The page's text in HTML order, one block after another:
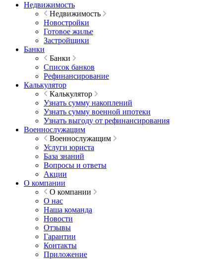
Недвижимость
Недвижимость
Новостройки
Готовое жилье
Застройщики
Банки
Банки
Список банков
Рефинансирование
Калькулятор
Калькулятор
Узнать сумму накоплений
Узнать сумму военной ипотеки
Узнать выгоду от рефинансирования
Военнослужащим
Военнослужащим
Услуги юриста
База знаний
Вопросы и ответы
Акции
О компании
О компании
О нас
Наша команда
Новости
Отзывы
Гарантии
Контакты
Приложение